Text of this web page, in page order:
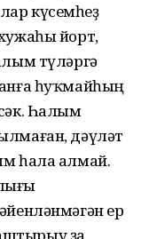
күсемһеҙ
йорт,
түләргә
һуҡмайһың
Һалым
дәүләт
һала алмай.
ер